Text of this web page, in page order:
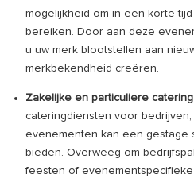
mogelijkheid om in een korte
bereiken. Door aan deze
u uw merk blootstellen aan
merkbekendheid creëren.
Zakelijke en particuliere catering
cateringdiensten voor
evenementen kan een gestage
bieden. Overweeg om
feesten of